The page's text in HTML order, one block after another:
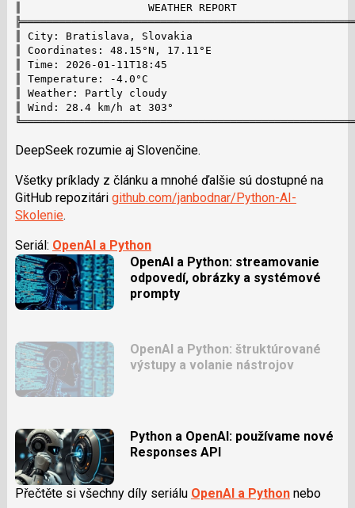
║                    WEATHER REPORT
║ City: Bratislava, Slovakia
║ Coordinates: 48.15°N, 17.11°E
║ Time: 2026-01-11T18:45
║ Temperature: -4.0°C
║ Weather: Partly cloudy
║ Wind: 28.4 km/h at 303°
DeepSeek rozumie aj Slovenčine.
Všetky príklady z článku a mnohé ďalšie sú dostupné na
GitHub repozitári github.com/janbodnar/Python-AI-
Skolenie.
Seriál: OpenAI a Python
OpenAI a Python: streamovanie
odpovedí, obrázky a systémové
prompty
OpenAI a Python: štruktúrované
výstupy a volanie nástrojov
Python a OpenAI: používame nové
Responses API
Přečtěte si všechny díly seriálu OpenAI a Pythonnebo